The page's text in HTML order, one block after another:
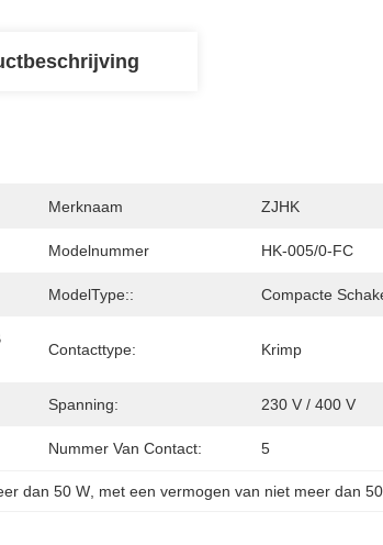
Merknaam ZJHK
Modelnummer HK-005/0-FC
ModelType:: Compacte
Contacttype: Krimp
Spanning: 230 V / 400 V
Nummer Van Contact: 5
dan 50 W met een vermogen van niet meer dan